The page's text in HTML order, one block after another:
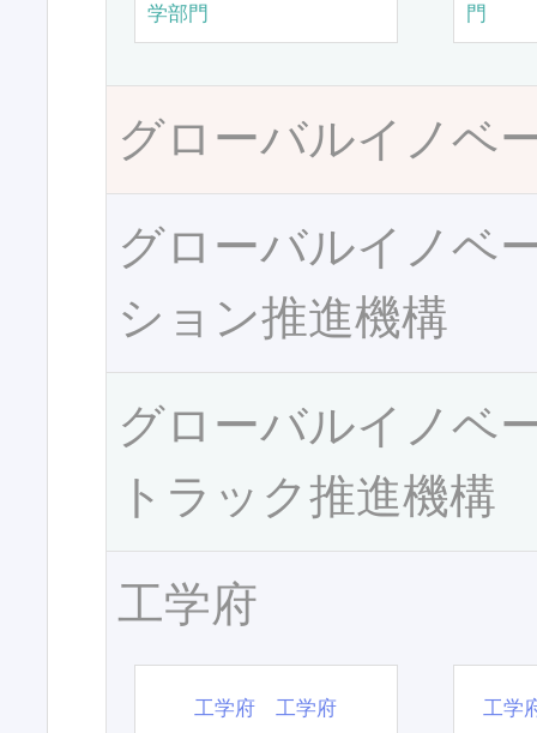
学部門
門
グローバルイノベ
グローバルイノベ
ション推進機構
グローバルイノベ
トラック推進機構
工学府
工学府 工学府 工学